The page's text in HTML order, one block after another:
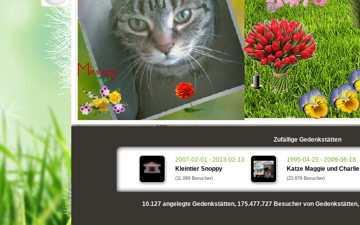
Zufällige Gedenkstätten
2007-02-01 - 2013-02-13
Kleintier Snoppy
(11.069 Besucher)
1995-04-25 - 2009-06-18
Katze Maggie und Charlie
(23.879 Besucher)
10.127angelegte Gedenkstätten, 175.477.727Besucher von Gedenkstätten,